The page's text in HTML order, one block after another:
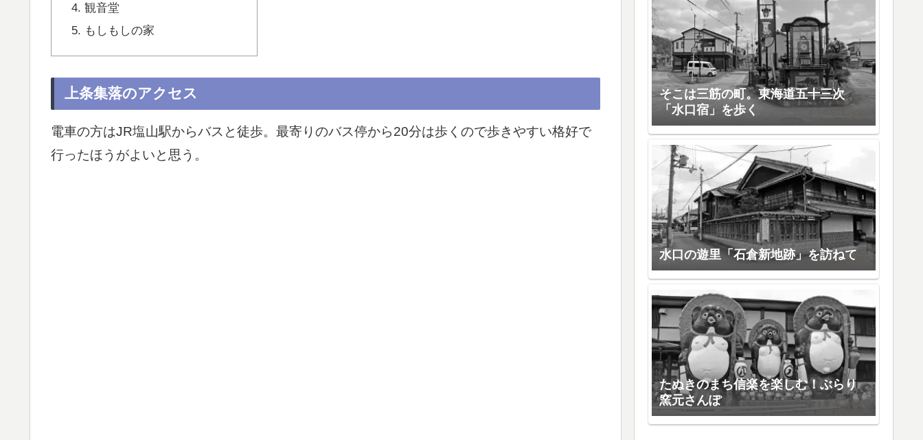
観音堂
もしもしの家
上条集落のアクセス
電車の方はJR塩山駅からバスと徒歩。最寄りのバス停から20分は歩くので歩きやすい格好で
行ったほうがよいと思う。
そこは三筋の町。東海道五十三次
「水口宿」を歩く
水口の遊里「石倉新地跡」を訪ねて
たぬきのまち信楽を楽しむ！ぶらり
窯元さんぽ